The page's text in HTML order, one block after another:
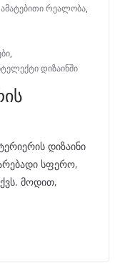
რეალობა,
,
დიზაინში
დიზაინი
სფერო,
მოდით,